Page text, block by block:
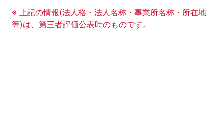
事業所の基礎データの読み上げは以上です。
※ 上記の情報(法人格・法人名称・事業所名称・所在地
等)は、第三者評価公表時のものです。